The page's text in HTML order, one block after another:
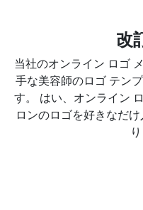
改
当社のオンライン ロゴ
手な美容師のロゴ テン
す。 はい、オンライン
ロンのロゴを好きなだ